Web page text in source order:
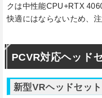
クは中性能CPU+RTX
快適にはならないため、注
PCVR対応ヘッド
新型VRヘッドセッ